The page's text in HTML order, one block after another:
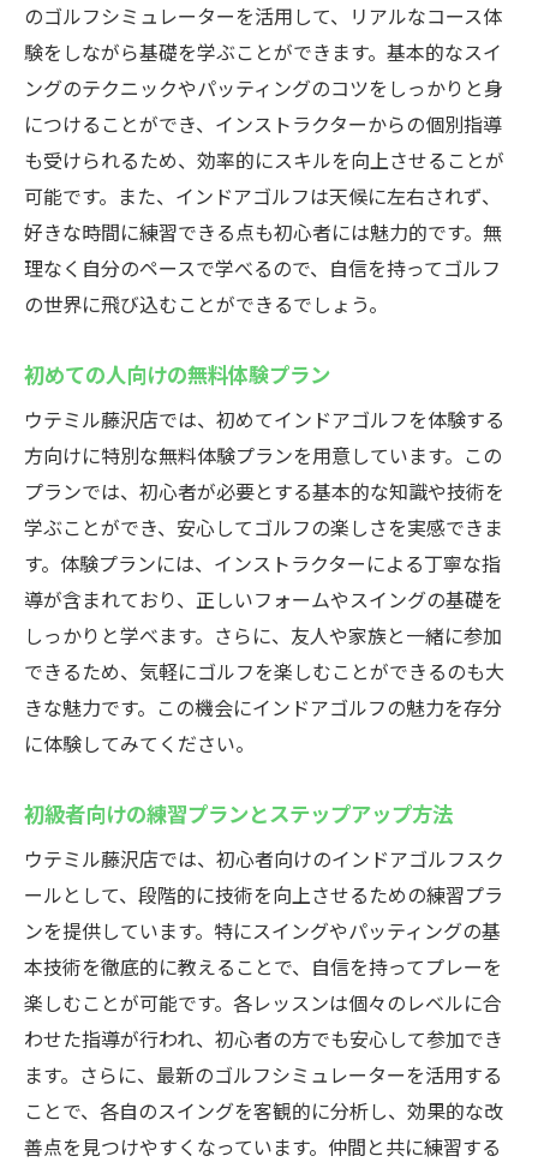
のゴルフシミュレーターを活用して、リアルなコース体
験をしながら基礎を学ぶことができます。基本的なスイ
ングのテクニックやパッティングのコツをしっかりと身
につけることができ、インストラクターからの個別指導
も受けられるため、効率的にスキルを向上させることが
可能です。また、インドアゴルフは天候に左右されず、
好きな時間に練習できる点も初心者には魅力的です。無
理なく自分のペースで学べるので、自信を持ってゴルフ
の世界に飛び込むことができるでしょう。
初めての人向けの無料体験プラン
ウテミル藤沢店では、初めてインドアゴルフを体験する
方向けに特別な無料体験プランを用意しています。この
プランでは、初心者が必要とする基本的な知識や技術を
学ぶことができ、安心してゴルフの楽しさを実感できま
す。体験プランには、インストラクターによる丁寧な指
導が含まれており、正しいフォームやスイングの基礎を
しっかりと学べます。さらに、友人や家族と一緒に参加
できるため、気軽にゴルフを楽しむことができるのも大
きな魅力です。この機会にインドアゴルフの魅力を存分
に体験してみてください。
初級者向けの練習プランとステップアップ方法
ウテミル藤沢店では、初心者向けのインドアゴルフスク
ールとして、段階的に技術を向上させるための練習プラ
ンを提供しています。特にスイングやパッティングの基
本技術を徹底的に教えることで、自信を持ってプレーを
楽しむことが可能です。各レッスンは個々のレベルに合
わせた指導が行われ、初心者の方でも安心して参加でき
ます。さらに、最新のゴルフシミュレーターを活用する
ことで、各自のスイングを客観的に分析し、効果的な改
善点を見つけやすくなっています。仲間と共に練習する